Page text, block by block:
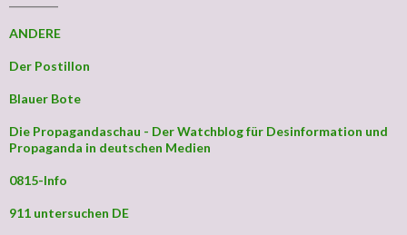
ANDERE
Der Postillon
Blauer Bote
Die Propagandaschau - Der Watchblog für Desinformation und
Propaganda in deutschen Medien
0815-Info
911 untersuchen DE